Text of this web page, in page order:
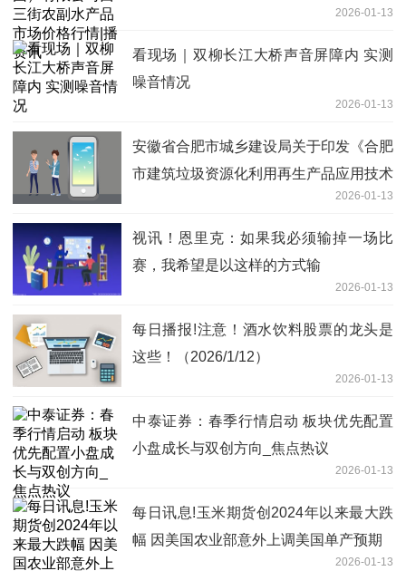
2026-01-13
看现场｜双柳长江大桥声音屏障内 实测
噪音情况
2026-01-13
安徽省合肥市城乡建设局关于印发《合肥
市建筑垃圾资源化利用再生产品应用技术
2026-01-13
视讯！恩里克：如果我必须输掉一场比
赛，我希望是以这样的方式输
2026-01-13
每日播报!注意！酒水饮料股票的龙头是
这些！（2026/1/12）
2026-01-13
中泰证券：春季行情启动 板块优先配置
小盘成长与双创方向_焦点热议
2026-01-13
每日讯息!玉米期货创2024年以来最大跌
幅 因美国农业部意外上调美国单产预期
2026-01-13